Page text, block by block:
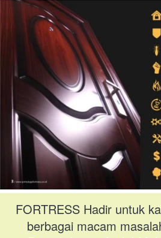
FORTRESS Hadir untuk
berbagai macam